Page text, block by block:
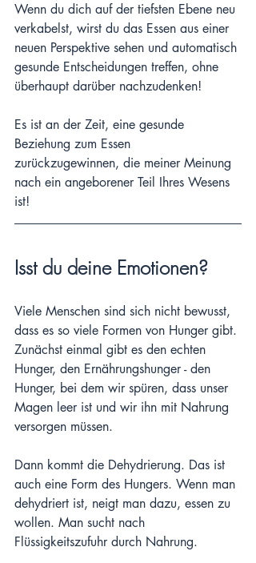
Wenn du dich auf der tiefsten Ebene neu
verkabelst, wirst du das Essen aus einer
neuen Perspektive sehen und automatisch
gesunde Entscheidungen treffen, ohne
überhaupt darüber nachzudenken!
Es ist an der Zeit, eine gesunde
Beziehung zum Essen
zurückzugewinnen, die meiner Meinung
nach ein angeborener Teil Ihres Wesens
ist!
Isst du deine Emotionen?
Viele Menschen sind sich nicht bewusst,
dass es so viele Formen von Hunger gibt.
Zunächst einmal gibt es den echten
Hunger, den Ernährungshunger - den
Hunger, bei dem wir spüren, dass unser
Magen leer ist und wir ihn mit Nahrung
versorgen müssen.
Dann kommt die Dehydrierung. Das ist
auch eine Form des Hungers. Wenn man
dehydriert ist, neigt man dazu, essen zu
wollen. Man sucht nach
Flüssigkeitszufuhr durch Nahrung.